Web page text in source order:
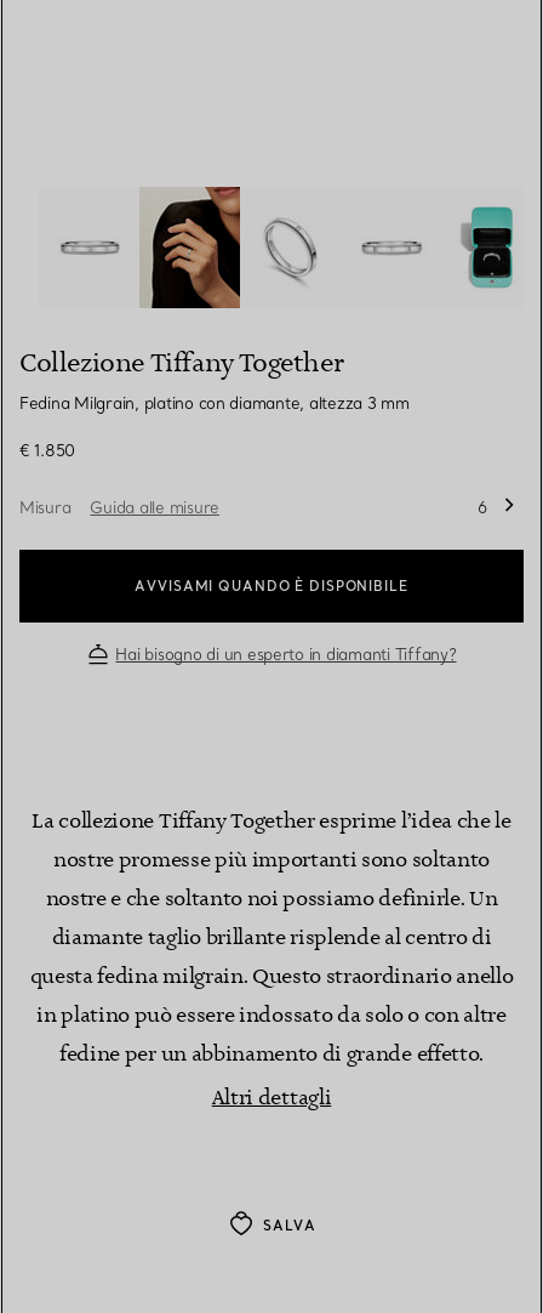
Collezione Tiffany Together:Fedina Milgrain, platino con
Collezione Tiffany Together
Fedina Milgrain, platino con diamante, altezza 3 mm
€ 1.850
Misura Guida alle misure 6
AVVISAMI QUANDO È DISPONIBILE
Hai bisogno di un esperto in diamanti Tiffany?
La collezione Tiffany Together esprime l’idea che le
nostre promesse più importanti sono soltanto
nostre e che soltanto noi possiamo definirle. Un
diamante taglio brillante risplende al centro di
questa fedina milgrain. Questo straordinario anello
in platino può essere indossato da solo o con altre
fedine per un abbinamento di grande effetto.
Altri dettagli
SALVA